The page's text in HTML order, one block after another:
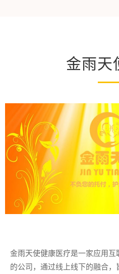
金雨天
金雨天使健康医疗是一家应用
的公司，通过线上线下的融合